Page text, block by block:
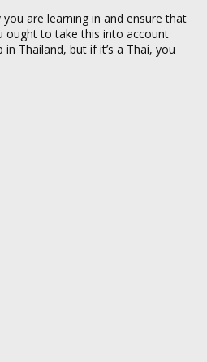
are learning in and ensure that
ought to take this into account
Thailand, but if it’s a Thai, you